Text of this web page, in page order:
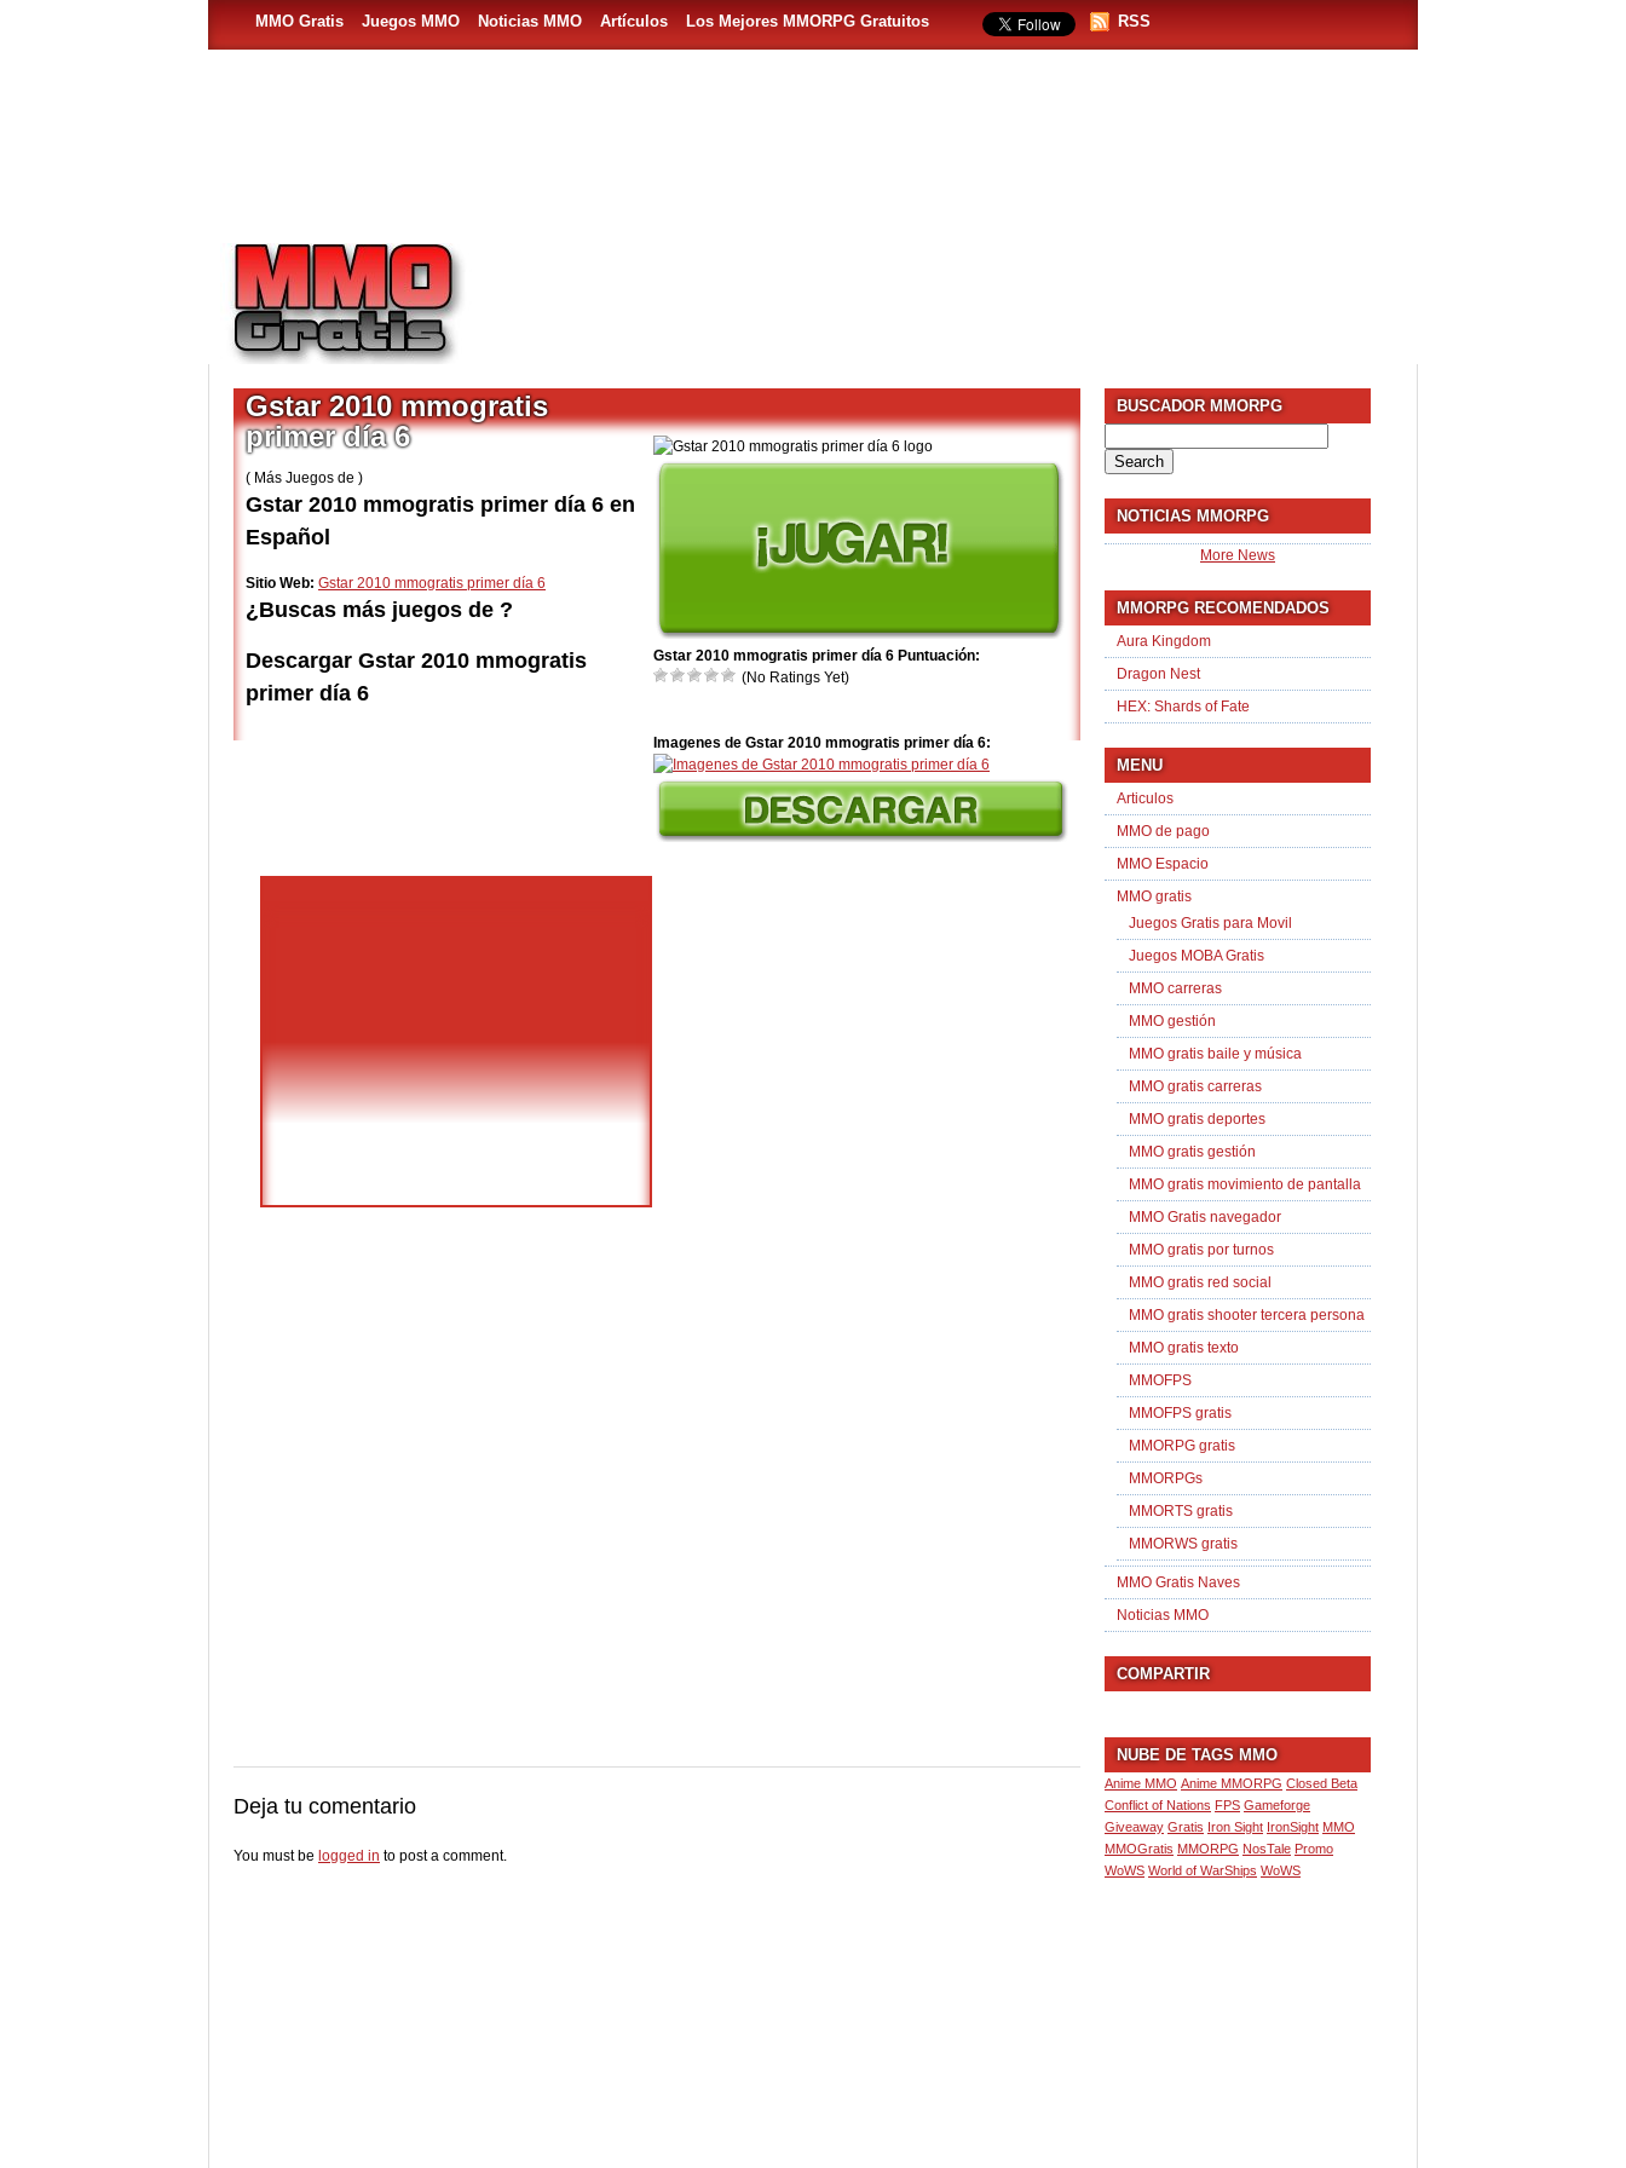
MMO Gratis Juegos MMO Noticias MMO Artículos Los Mejores MMORPG Gratuitos RSS
Gstar 2010 mmogratis primer día 6 Puntuación:
(No Ratings Yet)
Imagenes de Gstar 2010 mmogratis primer día 6:
Gstar 2010 mmogratis
primer día 6
( Más Juegos de )
Gstar 2010 mmogratis primer día 6 en
Español
Sitio Web: Gstar 2010 mmogratis primer día 6
¿Buscas más juegos de ?
Descargar Gstar 2010 mmogratis
primer día 6
Deja tu comentario
You must be logged in to post a comment.
BUSCADOR MMORPG
for:
NOTICIAS MMORPG
More News
MMORPG RECOMENDADOS
Aura Kingdom
Dragon Nest
HEX: Shards of Fate
MENU
Articulos
MMO de pago
MMO Espacio
MMO gratis
Juegos Gratis para Movil
Juegos MOBA Gratis
MMO carreras
MMO gestión
MMO gratis baile y música
MMO gratis carreras
MMO gratis deportes
MMO gratis gestión
MMO gratis movimiento de pantalla
MMO Gratis navegador
MMO gratis por turnos
MMO gratis red social
MMO gratis shooter tercera persona
MMO gratis texto
MMOFPS
MMOFPS gratis
MMORPG gratis
MMORPGs
MMORTS gratis
MMORWS gratis
MMO Gratis Naves
Noticias MMO
COMPARTIR
NUBE DE TAGS MMO
Anime MMO Anime MMORPG Closed Beta
Conflict of Nations FPS Gameforge
Giveaway Gratis Iron Sight IronSight MMO
MMOGratis MMORPG NosTale Promo
WoWS World of WarShips WoWS